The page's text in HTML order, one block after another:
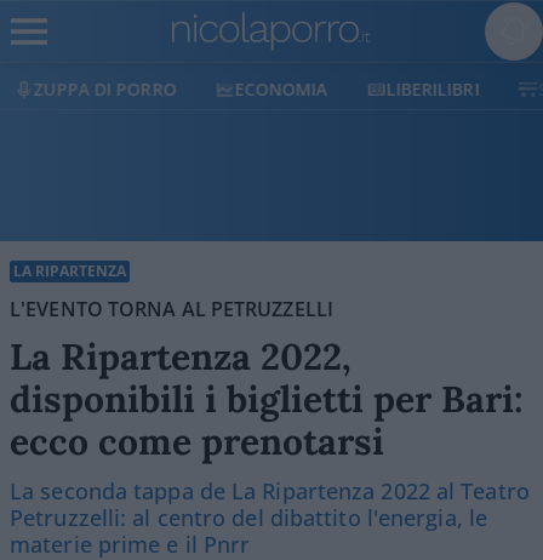
ECONOMIA LIBERILIBRI SHOP SOSTIENICI
LA RIPARTENZA
L'EVENTO TORNA AL PETRUZZELLI
La Ripartenza 2022,
disponibili i biglietti per Bari:
ecco come prenotarsi
La seconda tappa de La Ripartenza 2022 al Teatro
Petruzzelli: al centro del dibattito l'energia, le
materie prime e il Pnrr